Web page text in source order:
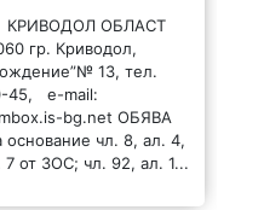
45, e-mail:
bg.net ОБЯВА
чл. 8, ал. 4,
7 от ЗОС; чл. 92, ал. 1...